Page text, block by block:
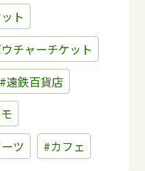
ト
チャーチケット
#遠鉄百貨店
ツ #カフェ